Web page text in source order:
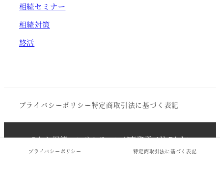
相続セミナー
相続対策
終活
プライバシーポリシー特定商取引法に基づく表記
©ねむ相続コンサルティング事務所 All Right
プライバシーポリシー 特定商取引法に基づく表記